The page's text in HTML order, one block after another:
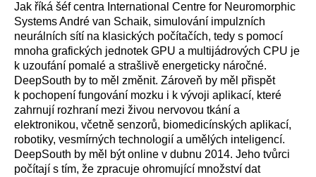
Jak říká šéf centra International Centre for Neuromorphic
Systems André van Schaik, simulování impulzních
neurálních sítí na klasických počítačích, tedy s pomocí
mnoha grafických jednotek GPU a multijádrových CPU je
k uzoufání pomalé a strašlivě energeticky náročné.
DeepSouth by to měl změnit. Zároveň by měl přispět
k pochopení fungování mozku i k vývoji aplikací, které
zahrnují rozhraní mezi živou nervovou tkání a
elektronikou, včetně senzorů, biomedicínských aplikací,
robotiky, vesmírných technologií a umělých inteligencí.
DeepSouth by měl být online v dubnu 2014. Jeho tvůrci
počítají s tím, že zpracuje ohromující množství dat